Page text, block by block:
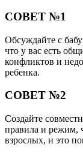
СОВЕТ №1
Обсуждайте с
что у вас есть
конфликтов и
ребенка.
СОВЕТ №2
Создайте
правила и режим,
взрослых, и это